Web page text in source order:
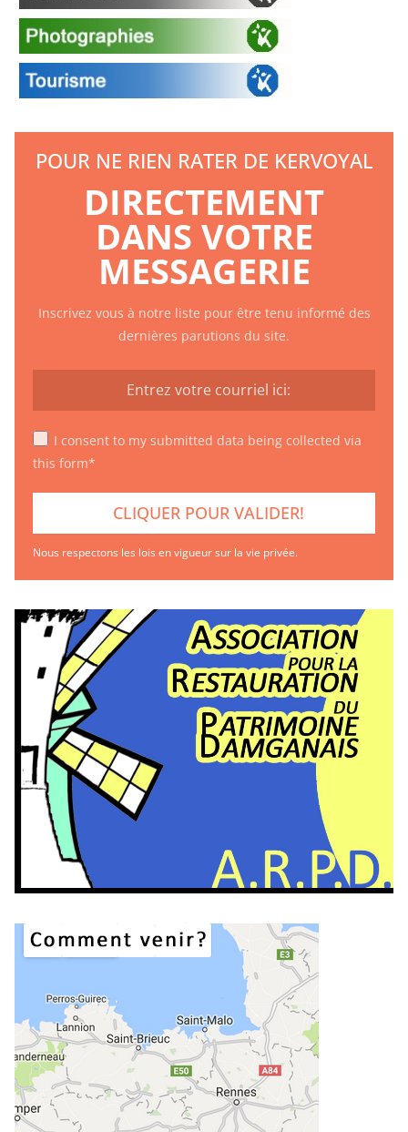
POUR NE RIEN RATER DE KERVOYAL
DIRECTEMENT
DANS VOTRE
MESSAGERIE
Inscrivez vous à notre liste pour être tenu informé des
dernières parutions du site.
I consent to my submitted data being collected via
this form*
Nous respectons les lois en vigueur sur la vie privée.